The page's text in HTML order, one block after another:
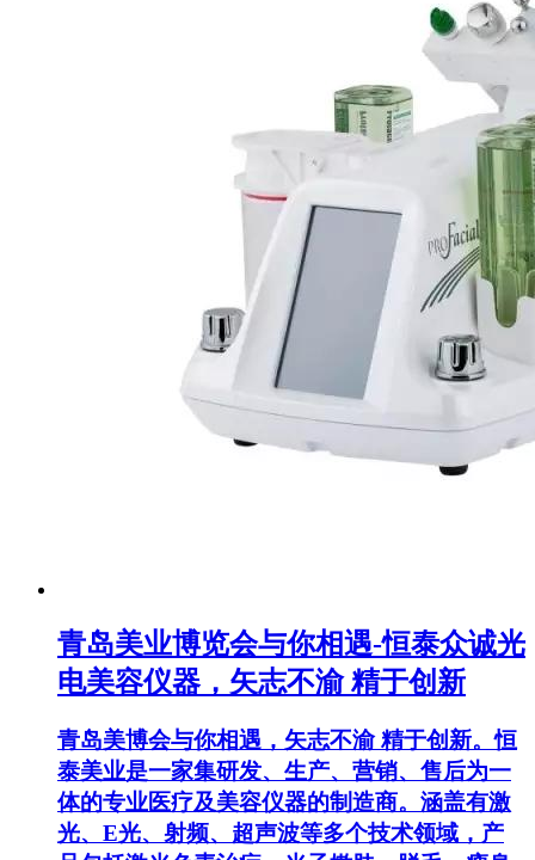
青岛美业博览会与你相遇-恒泰众诚光
电美容仪器，矢志不渝 精于创新
青岛美博会与你相遇，矢志不渝 精于创新。恒
泰美业是一家集研发、生产、营销、售后为一
体的专业医疗及美容仪器的制造商。涵盖有激
光、E光、射频、超声波等多个技术领域，产